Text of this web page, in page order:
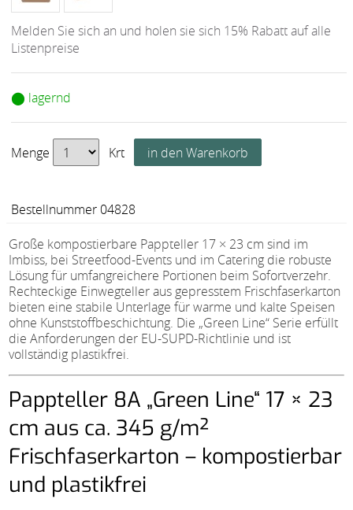
Melden Sie sich an und holen sie sich 15% Rabatt auf alle
Listenpreise
⬤ lagernd
Menge Krt
Bestellnummer 04828
Große kompostierbare Pappteller 17 × 23 cm sind im
Imbiss, bei Streetfood-Events und im Catering die robuste
Lösung für umfangreichere Portionen beim Sofortverzehr.
Rechteckige Einwegteller aus gepresstem Frischfaserkarton
bieten eine stabile Unterlage für warme und kalte Speisen
ohne Kunststoffbeschichtung. Die „Green Line“ Serie erfüllt
die Anforderungen der EU-SUPD-Richtlinie und ist
vollständig plastikfrei.
Pappteller 8A „Green Line“ 17 × 23
cm aus ca. 345 g/m²
Frischfaserkarton – kompostierbar
und plastikfrei